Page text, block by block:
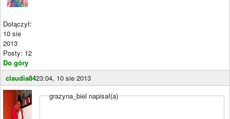
Dołączył:
10 sie
2013
Posty: 12
Do góry
claudia8423:04, 10 sie 2013
grazyna_biel napisał(a)